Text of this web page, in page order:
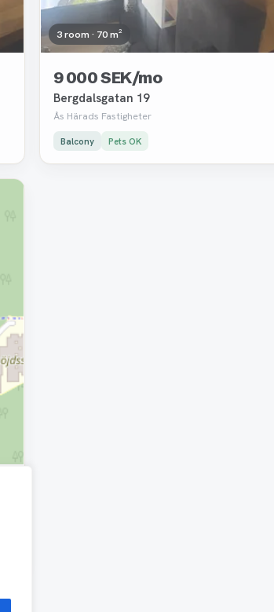
3 room · 70 m²
9 000 SEK/mo
Bergdalsgatan 19
Ås Härads Fastigheter
Balcony Pets OK